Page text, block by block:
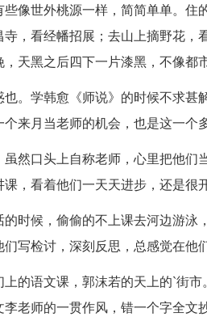
世外桃源一样，简简单单。住
，看经幡招展；去山上摘野花，
天黑之后四下一片漆黑，不像都
学韩愈《师说》的时候不求甚
来月当老师的机会，也是这一个
口头上自称老师，心里把他们
，看着他们一天天进步，还是很
候，偷偷的不上课去河边游泳
写检讨，深刻反思，总感觉在他
语文课，郭沫若的天上的`街市
老师的一贯作风，错一个字全文